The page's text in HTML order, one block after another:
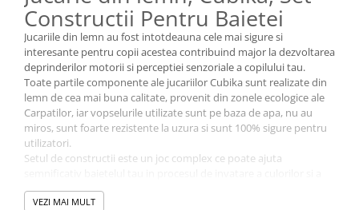
Constructii Pentru Baietei
Jucariile din lemn au fost intotdeauna cele mai sigure si
interesante pentru copii acestea contribuind major la dezvoltarea
deprinderilor motorii si perceptiei senzoriale a copilului tau.
Toate partile componente ale jucariilor Cubika sunt realizate din
lemn de cea mai buna calitate, provenit din zonele ecologice ale
Carpatilor, iar vopselurile utilizate sunt pe baza de apa, nu au
miros, sunt foarte rezistente la uzura si sunt 100% sigure pentru
utilizatori.
Setul de constructii este un joc complex ce poate ajuta
formelor intr-un mod distractiv, sporindu-i dexteritatea,
gandirea, atentia, imaginatia si coordonarea ochi-mana. Toate
VEZI MAI MULT